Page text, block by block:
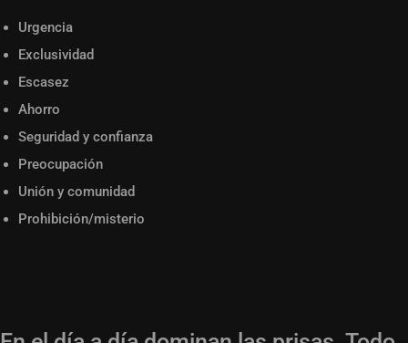
Urgencia
Exclusividad
Escasez
Ahorro
Seguridad y confianza
Preocupación
Unión y comunidad
Prohibición/misterio